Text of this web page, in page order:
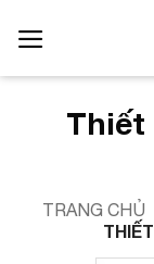
qua
Thiết
TRANG CHỦ